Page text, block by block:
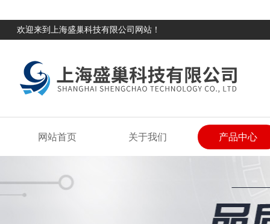
欢迎来到上海盛巢科技有限公司网站！
网站首页 关于我们 产品中心